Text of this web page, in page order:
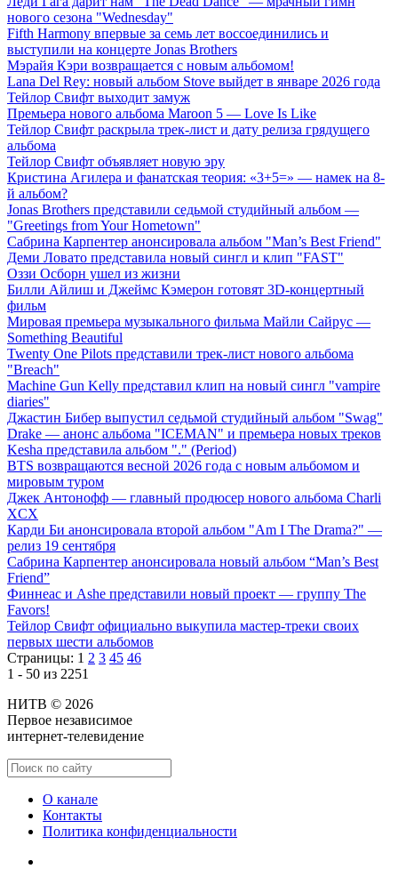
нового сезона "Wednesday"
Fifth Harmony впервые за семь лет воссоединились и
выступили на концерте Jonas Brothers
Мэрайя Кэри возвращается с новым альбомом!
Lana Del Rey: новый альбом Stove выйдет в январе 2026 года
Тейлор Свифт выходит замуж
Премьера нового альбома Maroon 5 — Love Is Like
Тейлор Свифт раскрыла трек-лист и дату релиза грядущего
альбома
Тейлор Свифт объявляет новую эру
Кристина Агилера и фанатская теория: «3+5=» — намек на 8-
й альбом?
Jonas Brothers представили седьмой студийный альбом —
"Greetings from Your Hometown"
Сабрина Карпентер анонсировала альбом "Man’s Best Friend"
Деми Ловато представила новый сингл и клип "FAST"
Оззи Осборн ушел из жизни
Билли Айлиш и Джеймс Кэмерон готовят 3D-концертный
фильм
Мировая премьера музыкального фильма Майли Сайрус —
Something Beautiful
Twenty One Pilots представили трек-лист нового альбома
"Breach"
Machine Gun Kelly представил клип на новый сингл "vampire
diaries"
Джастин Бибер выпустил седьмой студийный альбом "Swag"
Drake — анонс альбома "ICEMAN" и премьера новых треков
Kesha представила альбом "." (Period)
BTS возвращаются весной 2026 года с новым альбомом и
мировым туром
Джек Антонофф — главный продюсер нового альбома Charli
XCX
Карди Би анонсировала второй альбом "Am I The Drama?" —
релиз 19 сентября
Сабрина Карпентер анонсировала новый альбом “Man’s Best
Friend”
Финнеас и Ashe представили новый проект — группу The
Favors!
Тейлор Свифт официально выкупила мастер-треки своих
первых шести альбомов
Страницы: 1 2 3 45 46
1 - 50 из 2251
НИТВ © 2026
Первое независимое
интернет-телевидение
О канале
Контакты
Политика конфиденциальности